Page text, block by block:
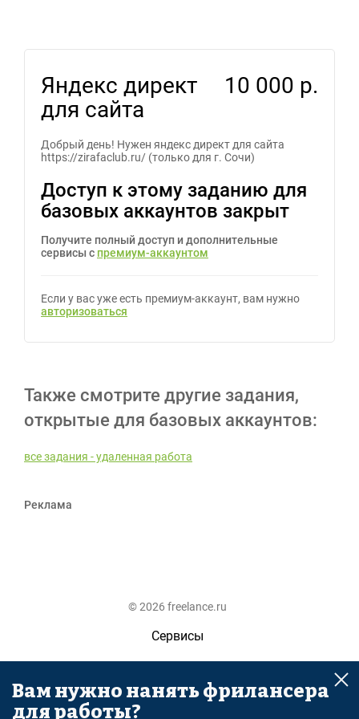
Яндекс директ
для сайта
10 000 р.
Добрый день! Нужен яндекс директ для сайта
https://zirafaclub.ru/ (только для г. Сочи)
Доступ к этому заданию для
базовых аккаунтов закрыт
Получите полный доступ и дополнительные
сервисы с премиум-аккаунтом
Если у вас уже есть премиум-аккаунт, вам нужно
авторизоваться
Также смотрите другие задания,
открытые для базовых аккаунтов:
все задания - удаленная работа
Реклама
© 2026 freelance.ru
Сервисы
Помощь
Поиск
Вам нужно нанять фрилансера
для работы?